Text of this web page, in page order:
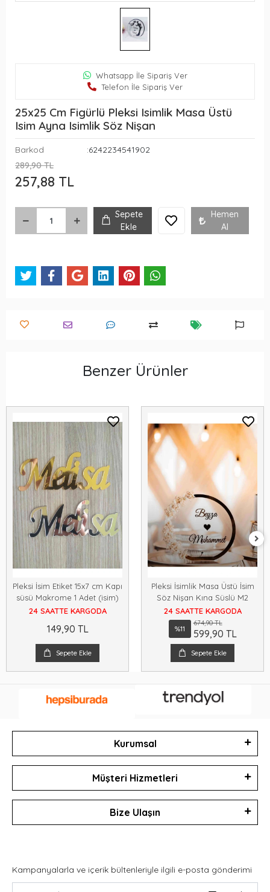
Whatsapp İle Sipariş Ver
Telefon İle Sipariş Ver
25x25 Cm Figürlü Pleksi Isimlik Masa Üstü
Isim Ayna Isimlik Söz Nişan
Barkod
:6242234541902
289,90 TL
257,88 TL
Sepete
Ekle
Hemen
Al
Benzer Ürünler
Pleksi İsim Etiket 15x7 cm Kapı
süsü Makrome 1 Adet (isim)
24 SAATTE KARGODA
149,90 TL
Sepete Ekle
Pleksi İsimlik Masa Üstü İsim
Söz Nişan Kına Süslü M2
24 SAATTE KARGODA
%11
674,90 TL
599,90 TL
Sepete Ekle
Kurumsal
Müşteri Hizmetleri
Bize Ulaşın
Kampanyalarla ve içerik bültenleriyle ilgili e-posta gönderimi